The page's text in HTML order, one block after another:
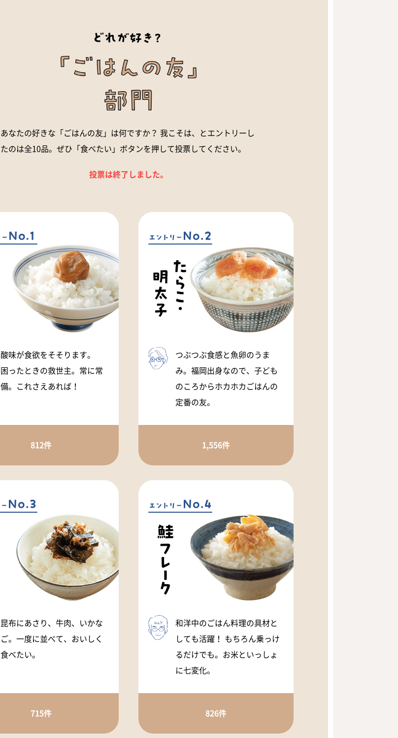
あなたの好きな「ごはんの友」は何ですか？ 我こそは、とエントリーし
たのは全10品。ぜひ「食べたい」ボタンを押して投票してください。
投票は終了しました。
酸味が食欲をそそります。
困ったときの救世主。常に常
備。これさえあれば！
812件
つぶつぶ食感と魚卵のうま
み。福岡出身なので、子ども
のころからホカホカごはんの
定番の友。
1,556件
昆布にあさり、牛肉、いかな
ご。一度に並べて、おいしく
食べたい。
715件
和洋中のごはん料理の具材と
しても活躍！ もちろん乗っけ
るだけでも。お米といっしょ
に七変化。
826件